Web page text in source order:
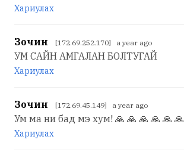
Хариулах
Зочин [172.69.252.170] a year ago
УМ САЙН АМГАЛАН БОЛТУГАЙ
Хариулах
Зочин [172.69.45.149] a year ago
Ум ма ни бад мэ хум! 🙏 🙏 🙏 🙏 🙏 🙏
Хариулах